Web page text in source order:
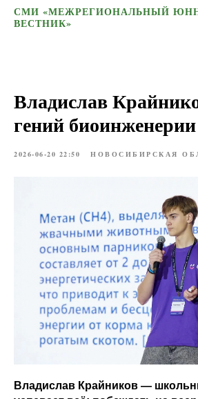
СМИ «МЕЖРЕГИОНАЛЬНЫЙ
ВЕСТНИК»
Владислав
гений биоинженерии
2026-06-20 22:50 НОВОСИБИРСКАЯ
Владислав Крайников —